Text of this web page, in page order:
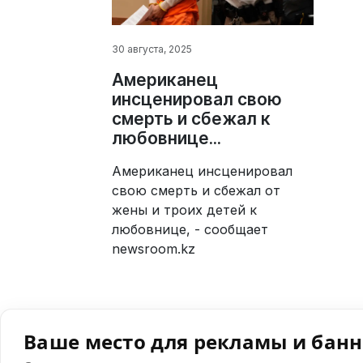
30 августа, 2025
Американец
инсценировал свою
смерть и сбежал к
любовнице...
Американец инсценировал
свою смерть и сбежал от
жены и троих детей к
любовнице, - сообщает
newsroom.kz
Ваше место для рекламы и